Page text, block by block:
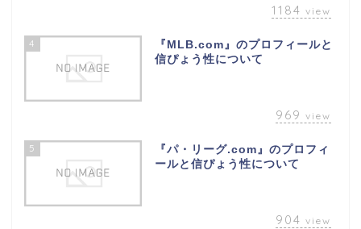
1184 view
4
『MLB.com』のプロフィールと
信ぴょう性について
969 view
5
『パ・リーグ.com』のプロフィ
ールと信ぴょう性について
904 view